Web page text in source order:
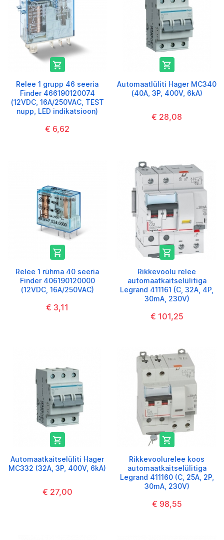

Relee 1 grupp 46 seeria
Finder 466190120074
(12VDC, 16A/250VAC, TEST
nupp, LED indikatsioon)
€ 6,62

Automaatlüliti Hager MC340
(40A, 3P, 400V, 6kA)
€ 28,08

Relee 1 rühma 40 seeria
Finder 406190120000
(12VDC, 16A/250VAC)
€ 3,11

Rikkevoolu relee
automaatkaitselülitiga
Legrand 411161 (C, 32A, 4P,
30mA, 230V)
€ 101,25

Automaatkaitselüliti Hager
MC332 (32A, 3P, 400V, 6kA)
€ 27,00

Rikkevoolurelee koos
automaatkaitselülitiga
Legrand 411160 (C, 25A, 2P,
30mA, 230V)
€ 98,55